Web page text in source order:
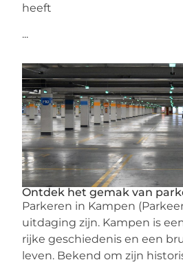
heeft
...
Ontdek het gemak van
Parkeren in Kampen
uitdaging zijn. Kampen is
rijke geschiedenis en een
leven. Bekend om zijn